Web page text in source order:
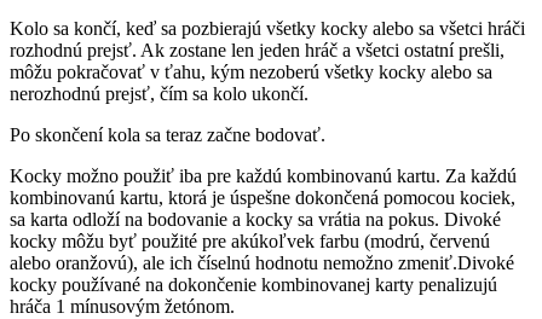
Kolo sa končí, keď sa pozbierajú všetky kocky alebo sa všetci hráči
rozhodnú prejsť. Ak zostane len jeden hráč a všetci ostatní prešli,
môžu pokračovať v ťahu, kým nezoberú všetky kocky alebo sa
nerozhodnú prejsť, čím sa kolo ukončí.
Po skončení kola sa teraz začne bodovať.
Kocky možno použiť iba pre každú kombinovanú kartu. Za každú
kombinovanú kartu, ktorá je úspešne dokončená pomocou kociek,
sa karta odloží na bodovanie a kocky sa vrátia na pokus. Divoké
kocky môžu byť použité pre akúkoľvek farbu (modrú, červenú
alebo oranžovú), ale ich číselnú hodnotu nemožno zmeniť.Divoké
kocky používané na dokončenie kombinovanej karty penalizujú
hráča 1 mínusovým žetónom.